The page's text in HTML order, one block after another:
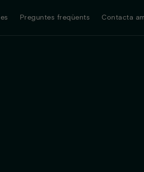
Preguntes freqüents Contacta